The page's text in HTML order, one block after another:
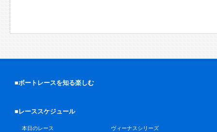
■ボートレースを知る楽しむ
■レーススケジュール
本日のレース
ヴィーナスシリーズ